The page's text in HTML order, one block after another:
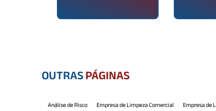
OUTRASPÁGINAS
Análise de Risco Empresa de Limpeza Comercial Empresa de